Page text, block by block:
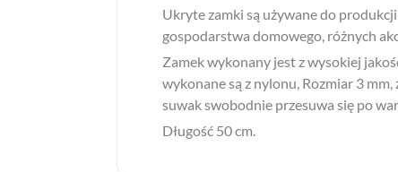
Ukryte zamki są używane do
gospodarstwa domowego, różnych
Zamek wykonany jest z wysokiej
wykonane są z nylonu, Rozmiar 3
suwak swobodnie przesuwa się po
Długość 50 cm.